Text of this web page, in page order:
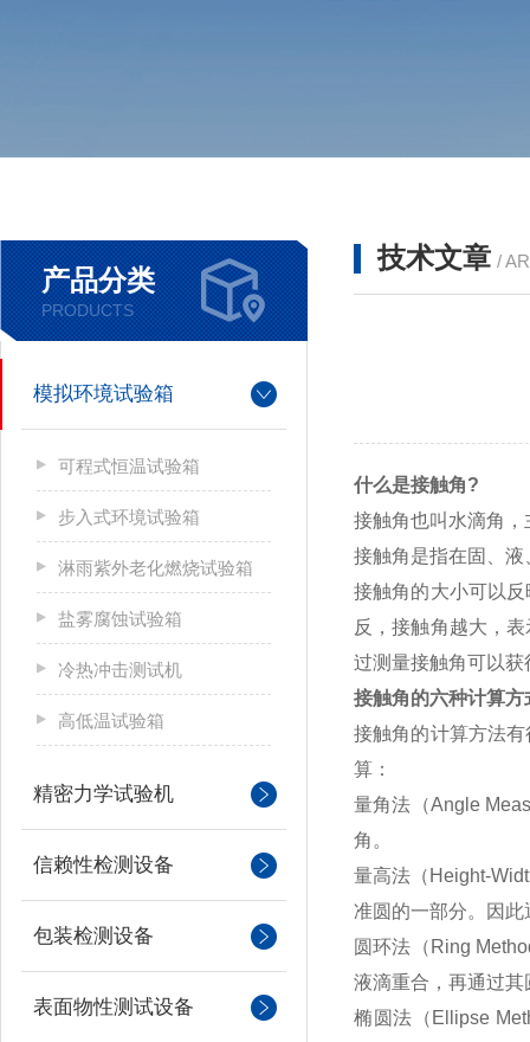
产品分类
PRODUCTS
模拟环境试验箱
可程式恒温试验箱
步入式环境试验箱
淋雨紫外老化燃烧试验箱
盐雾腐蚀试验箱
冷热冲击测试机
高低温试验箱
精密力学试验机
信赖性检测设备
包装检测设备
表面物性测试设备
技术文章 /
什么是接触角?
接触角也叫水滴角
接触角是指在固、
接触角的大小可以
反，接触角越大，
过测量接触角可以获
接触角的六种计算方
接触角的计算方法
算：
量角法（Angle
角。
量高法（ Height-
准圆的一部分。因
圆环法（ Ring
液滴重合，再通过
椭圆法（ Ellipse